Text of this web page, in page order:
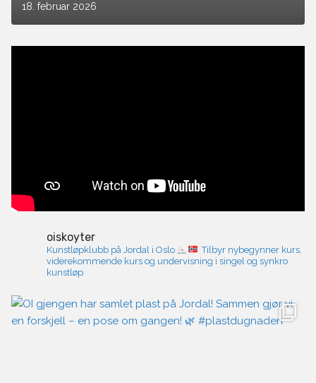
18. februar 2026
oiskoyter
Kunstløpklubb på Jordal i Oslo
Tilbyr nybegynner kurs,
viderekommende kurs og undervisning i singel og synkro
kunstløp